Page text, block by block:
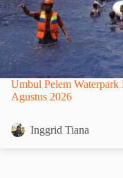
Umbul Pelem
Agustus 2026
Inggrid Tiana